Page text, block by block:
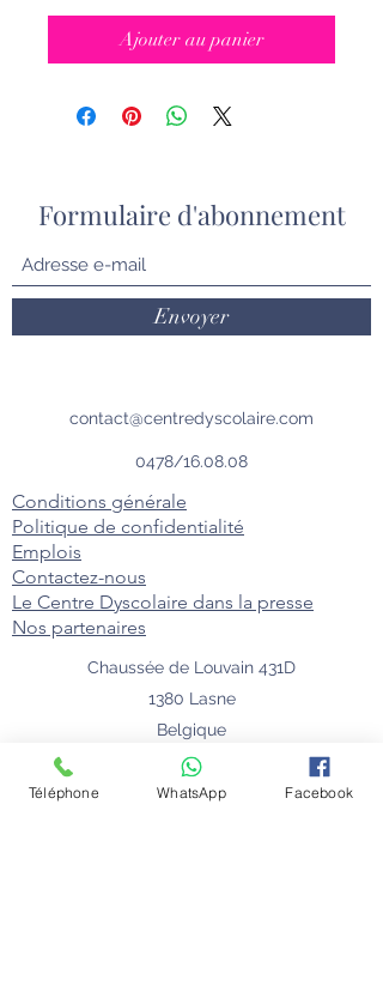
Ajouter au panier
Formulaire d'abonnement
Envoyer
contact@centredyscolaire.com
0478/16.08.08
Conditions générale
Politique de confidentialité
Emplois
Contactez-nous
Le Centre Dyscolaire dans la presse
Nos partenaires
Chaussée de Louvain 431D
1380 Lasne
Belgique
Téléphone WhatsApp Facebook